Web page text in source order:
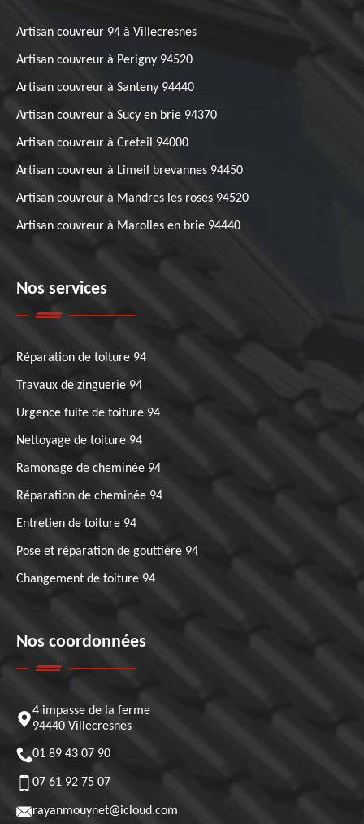
Artisan couvreur 94 à Villecresnes
Artisan couvreur à Perigny 94520
Artisan couvreur à Santeny 94440
Artisan couvreur à Sucy en brie 94370
Artisan couvreur à Creteil 94000
Artisan couvreur à Limeil brevannes 94450
Artisan couvreur à Mandres les roses 94520
Artisan couvreur à Marolles en brie 94440
Nos services
Réparation de toiture 94
Travaux de zinguerie 94
Urgence fuite de toiture 94
Nettoyage de toiture 94
Ramonage de cheminée 94
Réparation de cheminée 94
Entretien de toiture 94
Pose et réparation de gouttière 94
Changement de toiture 94
Nos coordonnées
4 impasse de la ferme
94440 Villecresnes
01 89 43 07 90
07 61 92 75 07
rayanmouynet@icloud.com